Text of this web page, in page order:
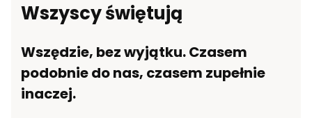
Wszyscy świętują
Wszędzie, bez wyjątku. Czasem
podobnie do nas, czasem zupełnie
inaczej.